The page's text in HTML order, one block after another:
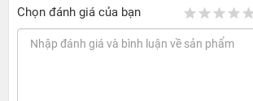
Chọn đánh giá của bạn